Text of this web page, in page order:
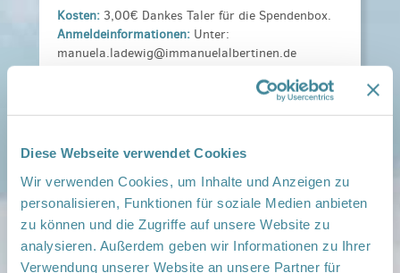
Diese Webseite verwendet Cookies
Wir verwenden Cookies, um Inhalte und Anzeigen zu
personalisieren, Funktionen für soziale Medien anbieten
zu können und die Zugriffe auf unsere Website zu
analysieren. Außerdem geben wir Informationen zu Ihrer
Verwendung unserer Website an unsere Partner für
Kosten: 3,00€ Dankes Taler für die Spendenbox.
Anmeldeinformationen: Unter:
manuela.ladewig@immanuelalbertinen.de
Netzwerk Gesunde Kinder Barnim Süd, Berliner
› auf Google Maps anzeigen
teilen
Weitere Infos:
› Zum Regionalnetzwerk ...